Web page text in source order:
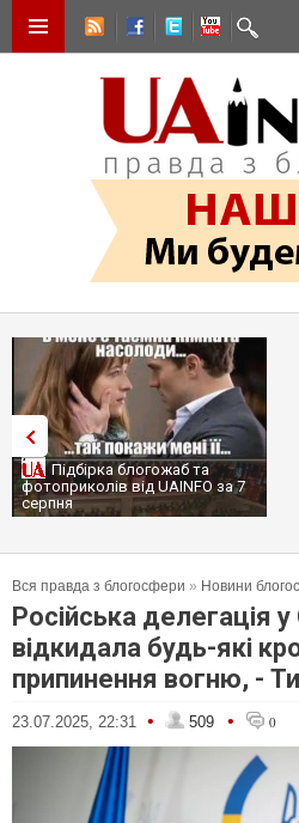
Підбірка блогожаб та
фотоприколів від UAINFO за 7
серпня
Вся правда з блогосфери » Новини
Російська делегація
відкидала будь-які
припинення вогню, -
23.07.2025, 22:31 • 509 • 0